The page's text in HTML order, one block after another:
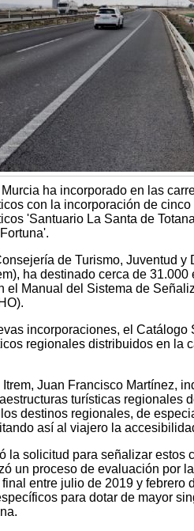
ha incorporado en las
con la incorporación de
'Santuario La Santa de
de Turismo, Juventud
ha destinado cerca de
el Manual del Sistema de
incorporaciones, el
regionales distribuidos en la
Itrem, Juan Francisco Martínez,
turísticas regionales
destinos regionales, de
así al viajero la
la solicitud para señalizar estos
un proceso de evaluación por
final entre julio de 2019 y
para dotar de mayor